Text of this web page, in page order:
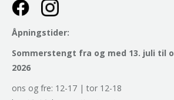
Åpningstider:
Sommerstengt fra og med 13. juli til
2026
ons og fre: 12-17 | tor 12-18